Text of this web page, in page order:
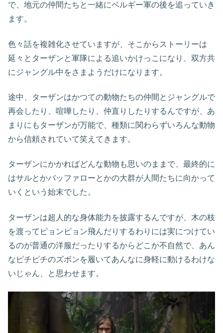
で、地元の仲間たちと一緒にベルギー軍の後を追っていき
ます。
色々話を複雑化させていますが、そこからストーリーは
延々とターザンと軍隊による追いかけっこになり、双方共
にジャングル中をさまようだけになります。
途中、ターザンはかつての動物たちの仲間とジャングルで
再会したり、喧嘩したり、仲直りしたりするんですが、あ
まりにもターザンが万能で、種類に関わらずいろんな動物
から信頼されていて笑えてきます。
ターザンにかかればどんな動物も思いのままで、最終的に
はサルとかバッファローとかの大群が人間たちに向かって
いくという始末でした。
ターザンは超人的な身体能力を披露するんですが、木の枝
を渡ってピョンピョン飛んだりするわりには実につけてい
るのが普通の洋服だったりするからどこか不自然で、あん
なピチピチのズボンを履いてあんなに身軽に動けるわけな
いじゃん、と思わせます。